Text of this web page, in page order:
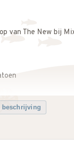
van The New bij
beschrijving